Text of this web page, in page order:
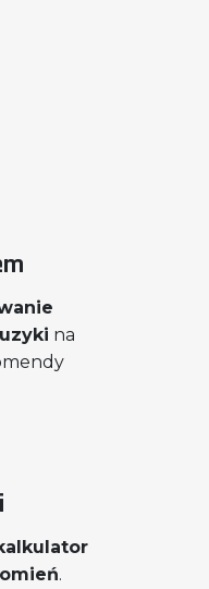
na
.